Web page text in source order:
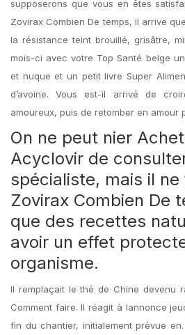
supposerons que vous en êtes
Zovirax Combien De temps, il arrive
la résistance teint brouillé, grisâtre,
mois-ci avec votre Top Santé belge
et nuque et un petit livre Super
d’avoine. Vous est-il arrivé de
amoureux, puis de retomber en amour
On ne peut nier
Acyclovir de
spécialiste, mais il
Zovirax Combien De
que des recettes
avoir un effet
organisme.
Il remplaçait le thé de Chine devenu
Comment faire. Il réagit à lannonce
fin du chantier, initialement prévue